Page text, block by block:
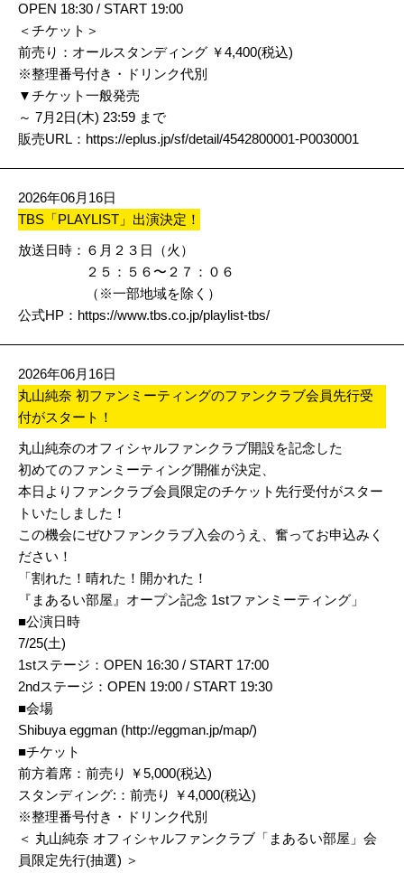
OPEN 18:30 / START 19:00
＜チケット＞
前売り：オールスタンディング ￥4,400(税込)
※整理番号付き・ドリンク代別
▼チケット一般発売
～ 7月2日(木) 23:59 まで
販売URL： https://eplus.jp/sf/detail/4542800001-P0030001
2026年06月16日
TBS「PLAYLIST」出演決定！
放送日時：６月２３日（火）
２５：５６〜２７：０６
（※一部地域を除く）
公式HP： https://www.tbs.co.jp/playlist-tbs/
2026年06月16日
丸山純奈 初ファンミーティングのファンクラブ会員先行受
付がスタート！
丸山純奈のオフィシャルファンクラブ開設を記念した
初めてのファンミーティング開催が決定、
本日よりファンクラブ会員限定のチケット先行受付がスター
トいたしました！
この機会にぜひファンクラブ入会のうえ、奮ってお申込みく
ださい！
「割れた！晴れた！開かれた！
『まあるい部屋』オープン記念 1stファンミーティング」
■公演日時
7/25(土)
1stステージ：OPEN 16:30 / START 17:00
2ndステージ：OPEN 19:00 / START 19:30
■会場
Shibuya eggman (http://eggman.jp/map/)
■チケット
前方着席：前売り ￥5,000(税込)
スタンディング:：前売り ￥4,000(税込)
※整理番号付き・ドリンク代別
＜ 丸山純奈 オフィシャルファンクラブ「まあるい部屋」会
員限定先行(抽選) ＞